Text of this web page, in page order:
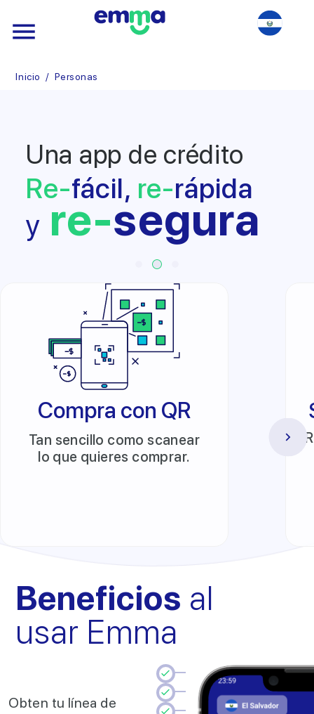
Inicio / Personas
Una app de crédito
Re-fácil, re-rápida
y re-segura
Compra con QR
Tan sencillo como scanear
lo que quieres comprar.
Beneficios al
usar Emma
Obten tu línea de